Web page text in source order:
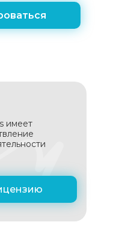
имеет